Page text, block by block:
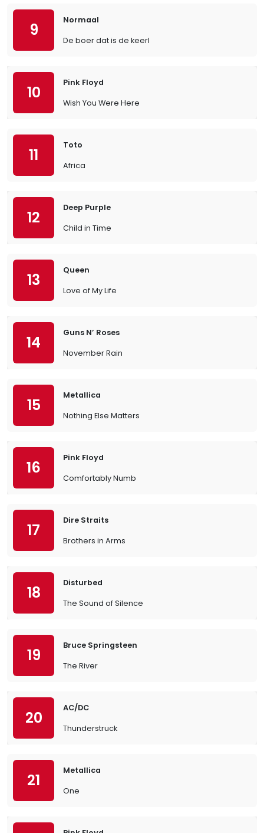
9
Normaal
De boer dat is de keerl
10
Pink Floyd
Wish You Were Here
11
Toto
Africa
12
Deep Purple
Child in Time
13
Queen
Love of My Life
14
Guns N’ Roses
November Rain
15
Metallica
Nothing Else Matters
16
Pink Floyd
Comfortably Numb
17
Dire Straits
Brothers in Arms
18
Disturbed
The Sound of Silence
19
Bruce Springsteen
The River
20
AC/DC
Thunderstruck
21
Metallica
One